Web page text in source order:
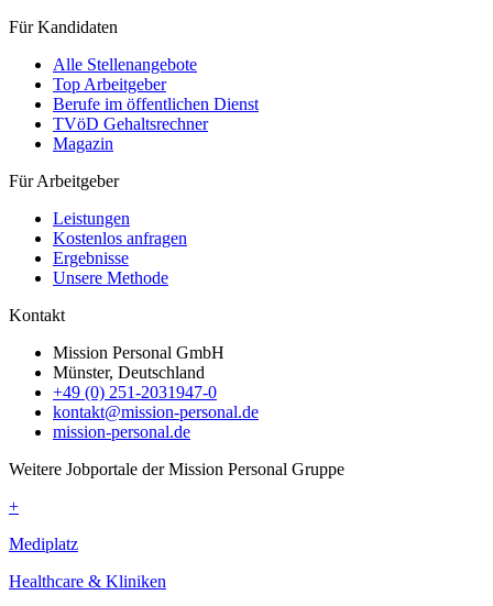
Für Kandidaten
Alle Stellenangebote
Top Arbeitgeber
Berufe im öffentlichen Dienst
TVöD Gehaltsrechner
Magazin
Für Arbeitgeber
Leistungen
Kostenlos anfragen
Ergebnisse
Unsere Methode
Kontakt
Mission Personal GmbH
Münster, Deutschland
+49 (0) 251-2031947-0
kontakt@mission-personal.de
mission-personal.de
Weitere Jobportale der Mission Personal Gruppe
+
Mediplatz
Healthcare & Kliniken